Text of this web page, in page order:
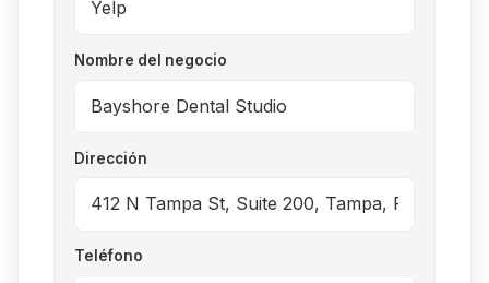
Nombre del negocio
Dirección
Teléfono